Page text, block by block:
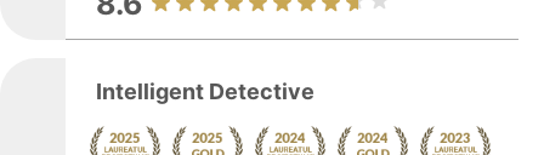
Intelligent Detective